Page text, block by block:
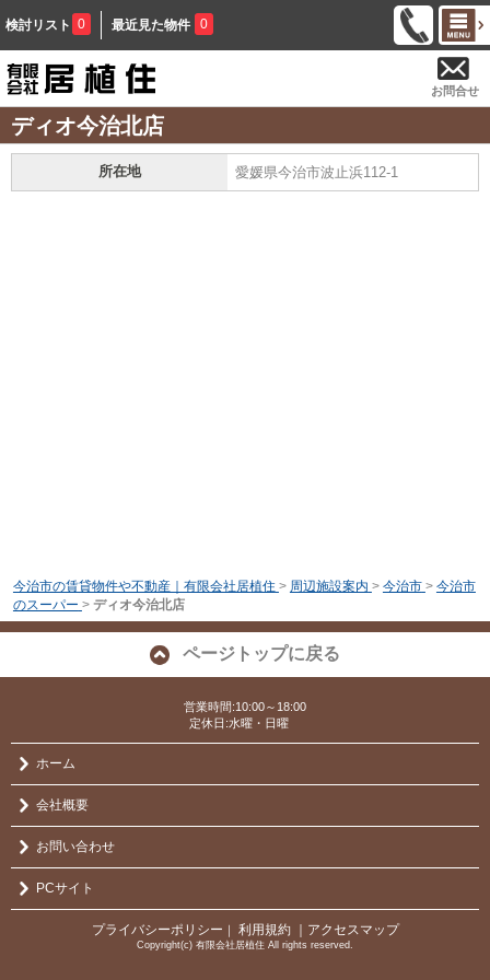
検討リスト 0 最近見た物件 0
お問合せ
ディオ今治北店
所在地 愛媛県今治市波止浜112-1
今治市の賃貸物件や不動産｜有限会社居植住 > 周辺施設案内 > 今治市 > 今治市
のスーパー > ディオ今治北店
ページトップに戻る
営業時間:10:00～18:00
定休日:水曜・日曜
ホーム
会社概要
お問い合わせ
PCサイト
プライバシーポリシー ｜ 利用規約 ｜アクセスマップ
Copyright(c) 有限会社居植住 All rights reserved.